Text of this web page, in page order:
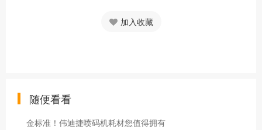
加入收藏
随便看看
金标准！伟迪捷喷码机耗材您值得拥有